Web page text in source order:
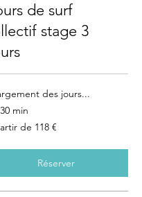
de surf
stage 3
des jours...
min
de 118 €
Réserver